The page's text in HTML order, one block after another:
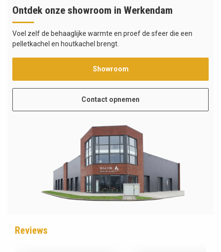
Ontdek onze showroom in Werkendam
Voel zelf de behaaglijke warmte en proef de sfeer die een
pelletkachel en houtkachel brengt.
Showroom
Contact opnemen
Reviews